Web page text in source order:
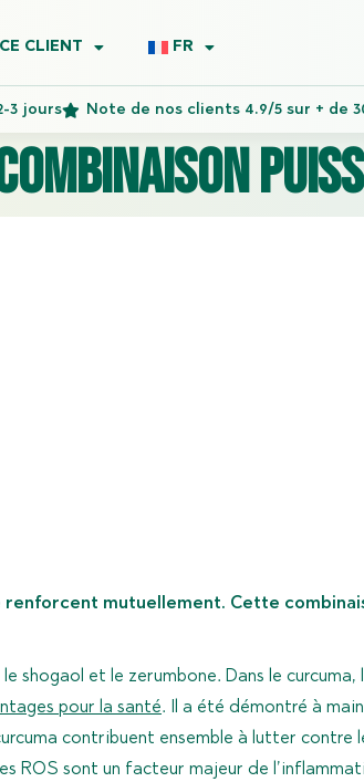
CLIENT FR
3 jours Note de nos clients 4.9/5 sur + de
mutuellement. Cette
shogaol et le zerumbone. Dans le curcuma,
pour la santé. Il a été démontré à
contribuent ensemble à lutter contre
ROS sont un facteur majeur de